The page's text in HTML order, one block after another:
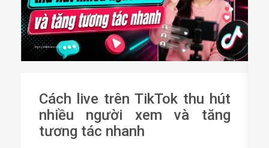
Cách live trên TikTok thu hút
nhiều người xem và tăng
tương tác nhanh